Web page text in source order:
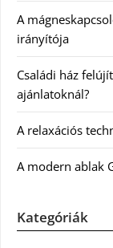
A
irányítója
Családi ház
ajánlatoknál?
A relaxációs
A modern ablak
Kategóriák